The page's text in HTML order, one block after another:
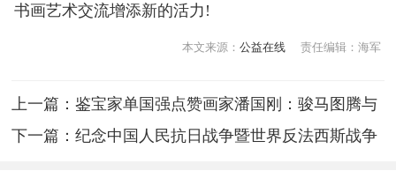
书画艺术交流增添新的活力!
本文来源： 公益在线 责任编辑：海军
上一篇：鉴宝家单国强点赞画家潘国刚：骏马图腾与
时代精神 铁骨裂长风·朱砂铸福魂
下一篇：纪念中国人民抗日战争暨世界反法西斯战争